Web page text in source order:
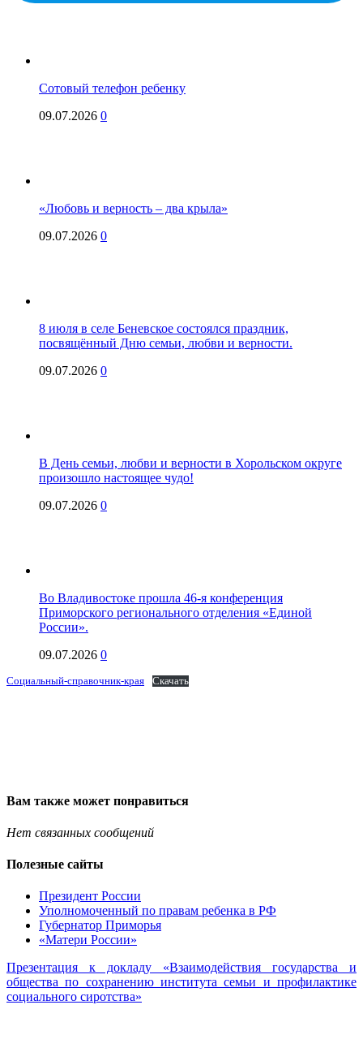
Сотовый телефон ребенку
09.07.2026 0
«Любовь и верность – два крыла»
09.07.2026 0
8 июля в селе Беневское состоялся праздник,
посвящённый Дню семьи, любви и верности.
09.07.2026 0
В День семьи, любви и верности в Хорольском округе
произошло настоящее чудо!
09.07.2026 0
Во Владивостоке прошла 46-я конференция
Приморского регионального отделения «Единой
России».
09.07.2026 0
Социальный-справочник-края Скачать
Вам также может понравиться
Нет связанных сообщений
Полезные сайты
Президент России
Уполномоченный по правам ребенка в РФ
Губернатор Приморья
«Матери России»
Презентация к докладу «Взаимодействия государства и
общества по сохранению института семьи и профилактике
социального сиротства»